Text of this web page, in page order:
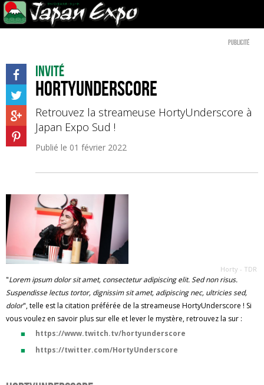
Publicité
Invité
HortyUnderscore
Retrouvez la streameuse HortyUnderscore à
Japan Expo Sud !
Publié le 01 février 2022
Horty - TDR
"Lorem ipsum dolor sit amet, consectetur adipiscing elit. Sed non risus.
Suspendisse lectus tortor, dignissim sit amet, adipiscing nec, ultricies sed,
dolor", telle est la citation préférée de la streameuse HortyUnderscore ! Si
vous voulez en savoir plus sur elle et lever le mystère, retrouvez la sur :
https://www.twitch.tv/hortyunderscore
https://twitter.com/HortyUnderscore​